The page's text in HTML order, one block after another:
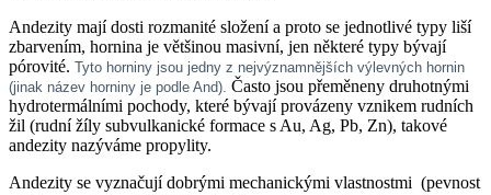
Andezity mají dosti rozmanité složení a proto se jednotlivé typy liší
zbarvením, hornina je většinou masivní, jen některé typy bývají
pórovité. Tyto horniny jsou jedny z nejvýznamnějších výlevných hornin
(jinak název horniny je podle And). Často jsou přeměneny druhotnými
hydrotermálními pochody, které bývají provázeny vznikem rudních
žil (rudní žíly subvulkanické formace s Au, Ag, Pb, Zn), takové
andezity nazýváme propylity.
Andezity se vyznačují dobrými mechanickými vlastnostmi (pevnost